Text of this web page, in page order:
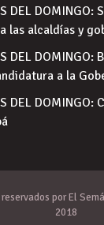
DEL DOMINGO:
las alcaldías y
DEL DOMINGO:
a la
DEL DOMINGO:
por El
2018